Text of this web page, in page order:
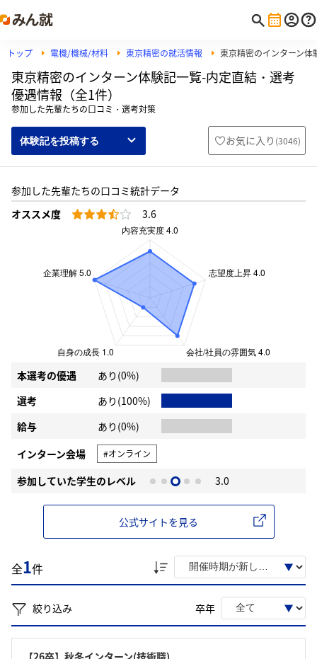
トップ 電機/機械/材料 東京精密の就活情報 東京精密のインターン体
東京精密のインターン体験記一覧-内定直結・選考
優遇情報（全1件）
参加した先輩たちの口コミ・選考対策
体験記を投稿する お気に入り (3046)
参加した先輩たちの口コミ統計データ
オススメ度
3.6
本選考の優遇
あり(0%)
選考
あり(100%)
給与
あり(0%)
インターン会場
#オンライン
参加していた学生のレベル 3.0
公式サイトを見る
全1件
絞り込み 卒年
【26卒】秋冬インターン(技術職)